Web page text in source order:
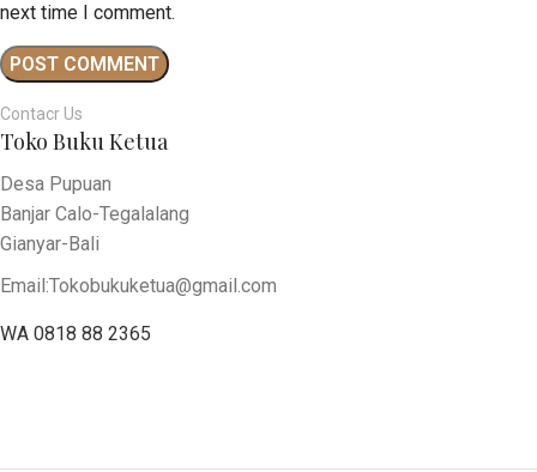
next time I comment.
Contacr Us
Toko Buku Ketua
Desa Pupuan
Banjar Calo-Tegalalang
Gianyar-Bali
Email:Tokobukuketua@gmail.com
WA 0818 88 2365